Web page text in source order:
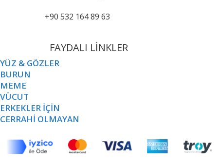
+90 532 164 89 63
FAYDALI LİNKLER
YÜZ & GÖZLER
BURUN
MEME
VÜCUT
ERKEKLER İÇİN
CERRAHİ OLMAYAN